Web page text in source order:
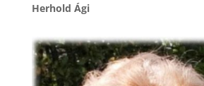
Herhold Ági